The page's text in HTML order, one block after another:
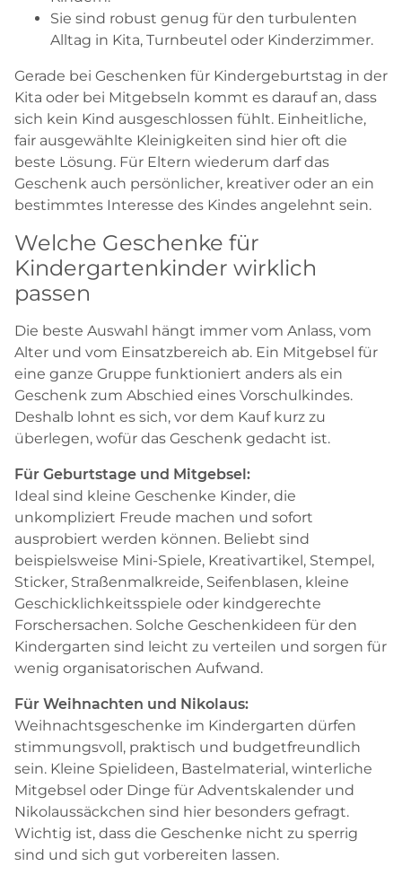
Sie sind robust genug für den turbulenten
Alltag in Kita, Turnbeutel oder Kinderzimmer.
Gerade bei Geschenken für Kindergeburtstag in der
Kita oder bei Mitgebseln kommt es darauf an, dass
sich kein Kind ausgeschlossen fühlt. Einheitliche,
fair ausgewählte Kleinigkeiten sind hier oft die
beste Lösung. Für Eltern wiederum darf das
Geschenk auch persönlicher, kreativer oder an ein
bestimmtes Interesse des Kindes angelehnt sein.
Welche Geschenke für
Kindergartenkinder wirklich
passen
Die beste Auswahl hängt immer vom Anlass, vom
Alter und vom Einsatzbereich ab. Ein Mitgebsel für
eine ganze Gruppe funktioniert anders als ein
Geschenk zum Abschied eines Vorschulkindes.
Deshalb lohnt es sich, vor dem Kauf kurz zu
überlegen, wofür das Geschenk gedacht ist.
Für Geburtstage und Mitgebsel:
Ideal sind kleine Geschenke Kinder, die
unkompliziert Freude machen und sofort
ausprobiert werden können. Beliebt sind
beispielsweise Mini-Spiele, Kreativartikel, Stempel,
Sticker, Straßenmalkreide, Seifenblasen, kleine
Geschicklichkeitsspiele oder kindgerechte
Forschersachen. Solche Geschenkideen für den
Kindergarten sind leicht zu verteilen und sorgen für
wenig organisatorischen Aufwand.
Für Weihnachten und Nikolaus:
Weihnachtsgeschenke im Kindergarten dürfen
stimmungsvoll, praktisch und budgetfreundlich
sein. Kleine Spielideen, Bastelmaterial, winterliche
Mitgebsel oder Dinge für Adventskalender und
Nikolaussäckchen sind hier besonders gefragt.
Wichtig ist, dass die Geschenke nicht zu sperrig
sind und sich gut vorbereiten lassen.